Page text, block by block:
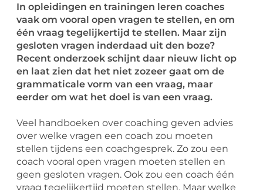
In opleidingen en trainingen leren coaches
vaak om vooral open vragen te stellen, en om
één vraag tegelijkertijd te stellen. Maar zijn
gesloten vragen inderdaad uit den boze?
Recent onderzoek schijnt daar nieuw licht op
en laat zien dat het niet zozeer gaat om de
grammaticale vorm van een vraag, maar
eerder om wat het doel is van een vraag.
Veel handboeken over coaching geven advies
over welke vragen een coach zou moeten
stellen tijdens een coachgesprek. Zo zou een
coach vooral open vragen moeten stellen en
geen gesloten vragen. Ook zou een coach één
vraag tegelijkertijd moeten stellen. Maar welke